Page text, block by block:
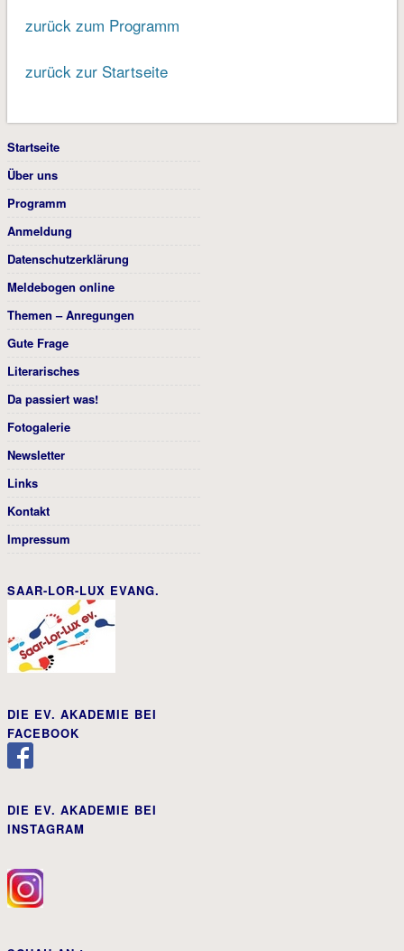
zurück zum Programm
zurück zur Startseite
Startseite
Über uns
Programm
Anmeldung
Datenschutzerklärung
Meldebogen online
Themen – Anregungen
Gute Frage
Literarisches
Da passiert was!
Fotogalerie
Newsletter
Links
Kontakt
Impressum
SAAR-LOR-LUX EVANG.
DIE EV. AKADEMIE BEI
FACEBOOK
DIE EV. AKADEMIE BEI
INSTAGRAM